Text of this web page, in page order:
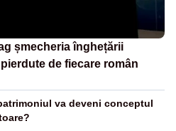
șmecheria înghețării
de fiecare român
va deveni conceptul